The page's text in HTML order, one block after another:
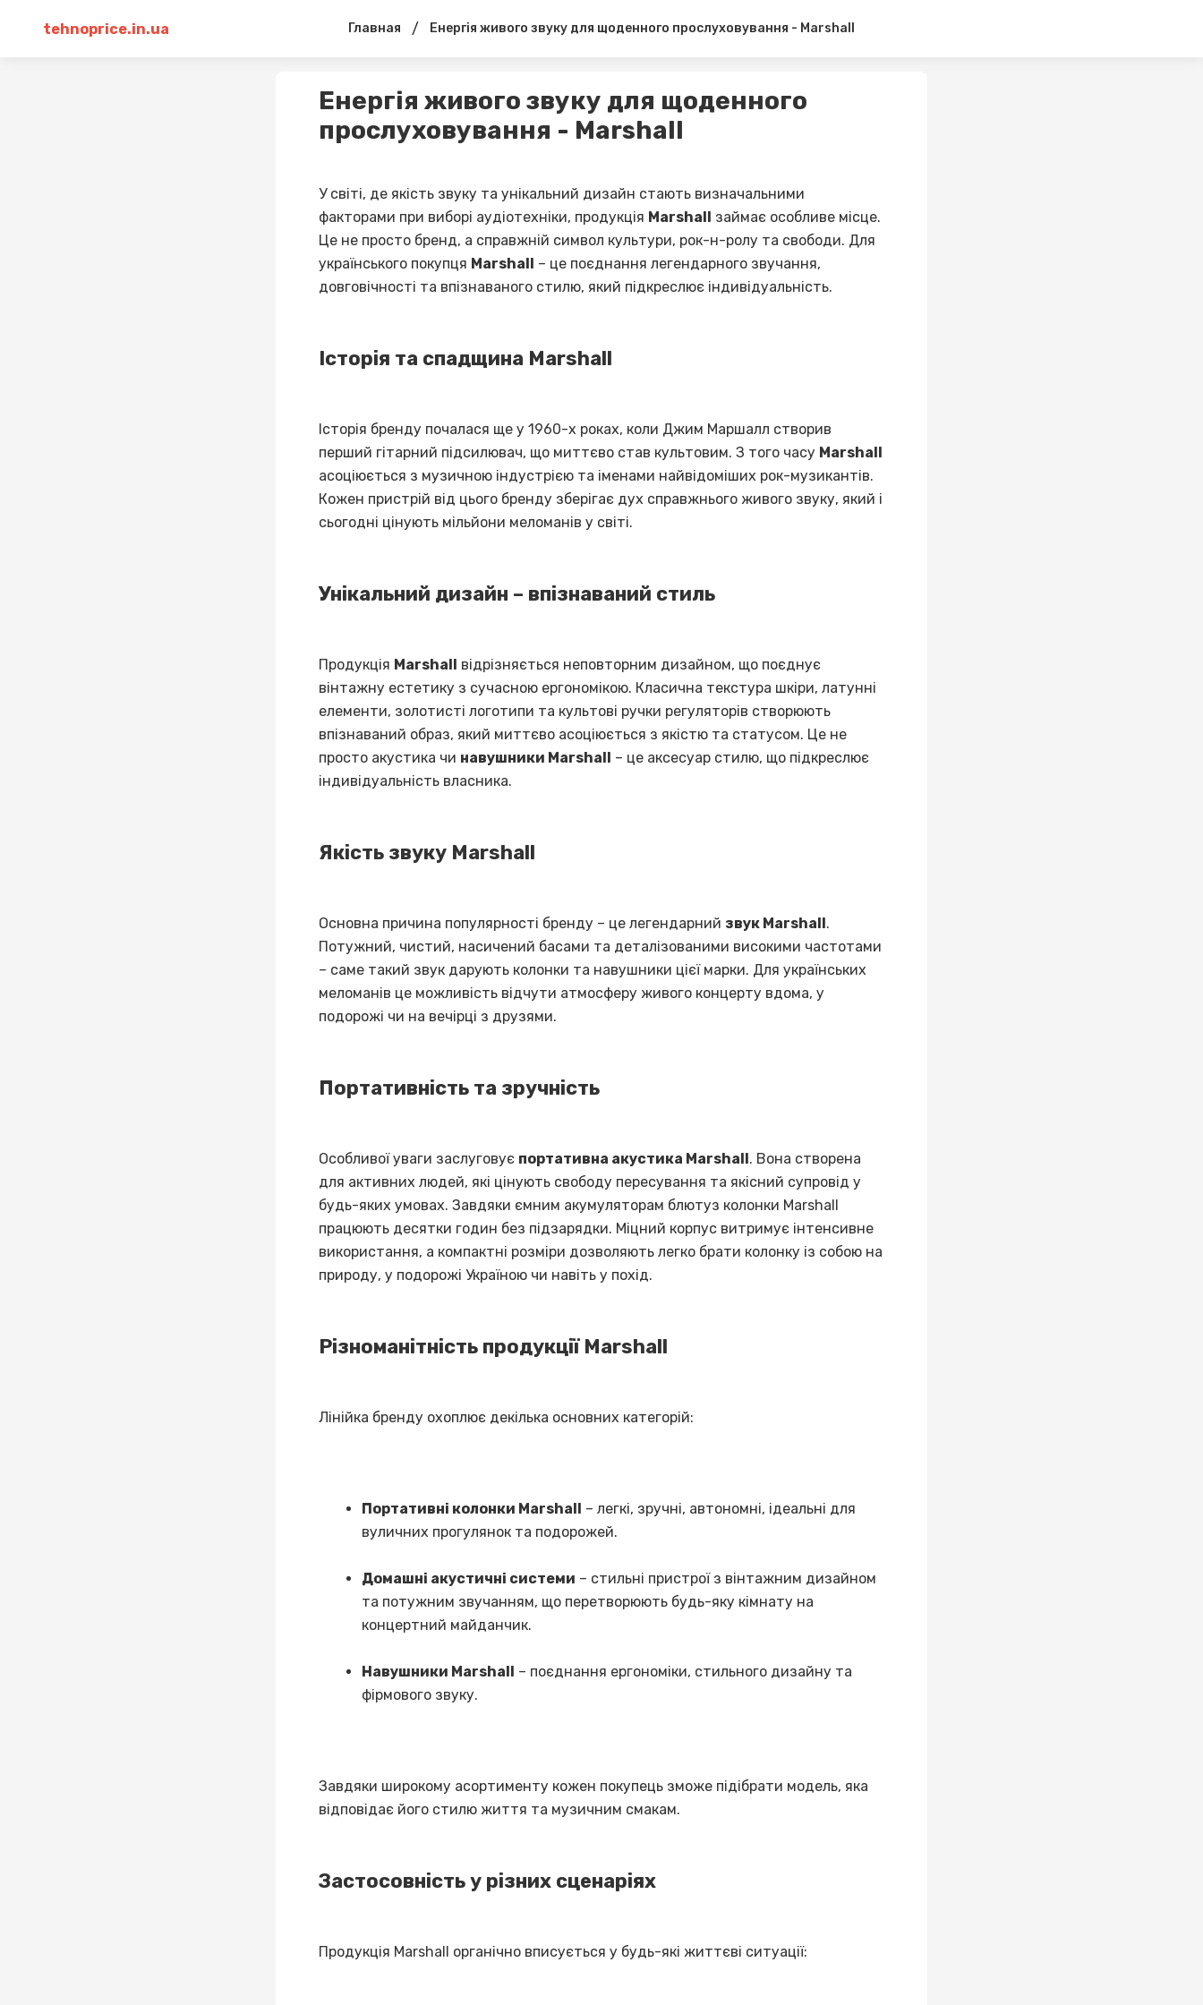
tehnoprice.in.ua Главная / Енергія живого звуку для щоденного прослуховування - Marshall
Енергія живого звуку для щоденного
прослуховування - Marshall
У світі, де якість звуку та унікальний дизайн стають визначальними
факторами при виборі аудіотехніки, продукція Marshall займає особливе місце.
Це не просто бренд, а справжній символ культури, рок-н-ролу та свободи. Для
українського покупця Marshall – це поєднання легендарного звучання,
довговічності та впізнаваного стилю, який підкреслює індивідуальність.
Історія та спадщина Marshall
Історія бренду почалася ще у 1960-х роках, коли Джим Маршалл створив
перший гітарний підсилювач, що миттєво став культовим. З того часу Marshall
асоціюється з музичною індустрією та іменами найвідоміших рок-музикантів.
Кожен пристрій від цього бренду зберігає дух справжнього живого звуку, який і
сьогодні цінують мільйони меломанів у світі.
Унікальний дизайн – впізнаваний стиль
Продукція Marshall відрізняється неповторним дизайном, що поєднує
вінтажну естетику з сучасною ергономікою. Класична текстура шкіри, латунні
елементи, золотисті логотипи та культові ручки регуляторів створюють
впізнаваний образ, який миттєво асоціюється з якістю та статусом. Це не
просто акустика чи навушники Marshall – це аксесуар стилю, що підкреслює
індивідуальність власника.
Якість звуку Marshall
Основна причина популярності бренду – це легендарний звук Marshall.
Потужний, чистий, насичений басами та деталізованими високими частотами
– саме такий звук дарують колонки та навушники цієї марки. Для українських
меломанів це можливість відчути атмосферу живого концерту вдома, у
подорожі чи на вечірці з друзями.
Портативність та зручність
Особливої уваги заслуговує портативна акустика Marshall. Вона створена
для активних людей, які цінують свободу пересування та якісний супровід у
будь-яких умовах. Завдяки ємним акумуляторам блютуз колонки Marshall
працюють десятки годин без підзарядки. Міцний корпус витримує інтенсивне
використання, а компактні розміри дозволяють легко брати колонку із собою на
природу, у подорожі Україною чи навіть у похід.
Різноманітність продукції Marshall
Лінійка бренду охоплює декілька основних категорій:
Портативні колонки Marshall – легкі, зручні, автономні, ідеальні для
вуличних прогулянок та подорожей.
Домашні акустичні системи – стильні пристрої з вінтажним дизайном
та потужним звучанням, що перетворюють будь-яку кімнату на
концертний майданчик.
Навушники Marshall – поєднання ергономіки, стильного дизайну та
фірмового звуку.
Завдяки широкому асортименту кожен покупець зможе підібрати модель, яка
відповідає його стилю життя та музичним смакам.
Застосовність у різних сценаріях
Продукція Marshall органічно вписується у будь-які життєві ситуації: